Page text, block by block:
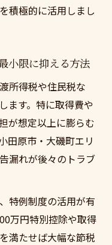
積極的に活用しまし
小限に抑える方法
所得税や住民税な
ます。特に取得費や
が想定以上に膨らむ
田原市・大磯町エリ
漏れが後々のトラブ
特例制度の活用が有
万円特別控除や取得
満たせば大幅な節税